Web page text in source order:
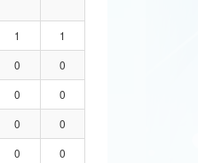
1
1
0
0
0
0
0
0
0
0